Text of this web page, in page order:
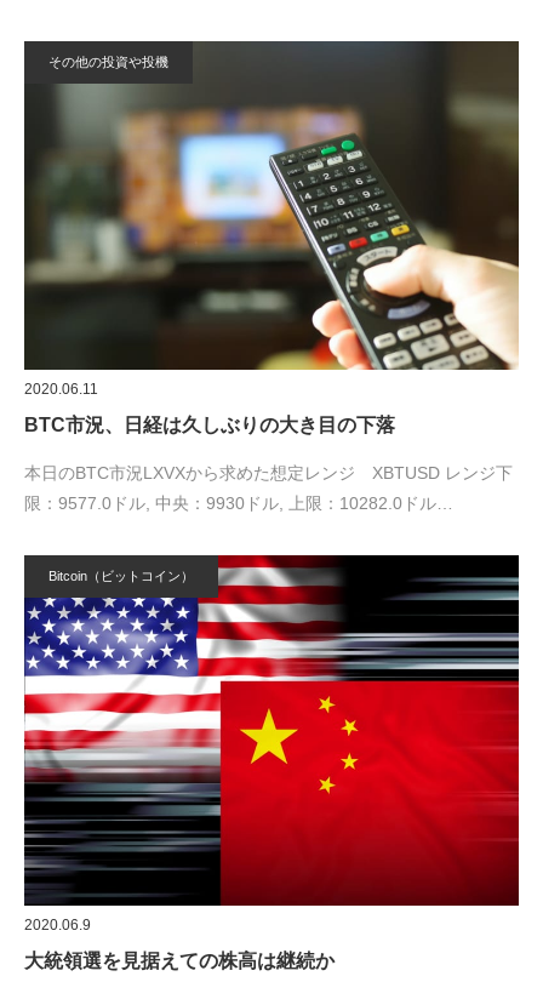
その他の投資や投機
2020.06.11
BTC市況、日経は久しぶりの大き目の下落
本日のBTC市況LXVXから求めた想定レンジ XBTUSD レンジ下
限：9577.0ドル, 中央：9930ドル, 上限：10282.0ドル…
Bitcoin（ビットコイン）
2020.06.9
大統領選を見据えての株高は継続か